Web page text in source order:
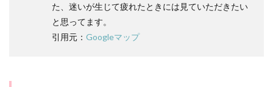
た、迷いが生じて疲れたときには見ていただきたい
と思ってます。
引用元： Googleマップ